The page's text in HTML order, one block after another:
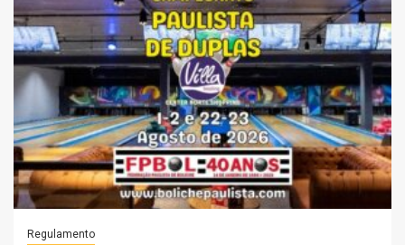
Regulamento